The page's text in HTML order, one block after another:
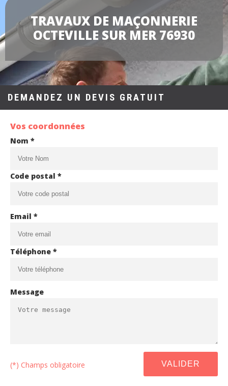
TRAVAUX DE MAÇONNERIE
OCTEVILLE SUR MER 76930
DEMANDEZ UN DEVIS GRATUIT
Vos coordonnées
Nom *
Code postal *
Email *
Téléphone *
Message
(*) Champs obligatoire